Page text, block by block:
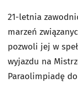
21-letnia
marzeń
pozwoli jej w
wyjazdu na
Paraolimpiadę